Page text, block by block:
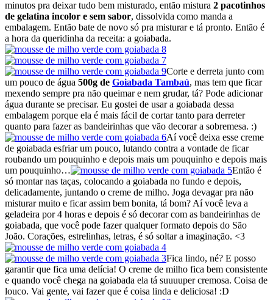
minutos pra deixar tudo bem misturado, então mistura 2 pacotinhos
de gelatina incolor e sem sabor, dissolvida como manda a
embalagem. Então bate de novo só pra misturar e tá pronto. Então é
a hora da queridinha da receita: a goiabada.
Corte e derreta junto com
um pouco de água 500g de Goiabada Tambaú, mas tem que ficar
mexendo sempre pra não queimar e nem grudar, tá? Pode adicionar
água durante se precisar. Eu gostei de usar a goiabada dessa
embalagem porque ela é mais fácil de cortar tanto para derreter
quanto para fazer as bandeirinhas que vão decorar a sobremesa. :)
Aí você deixa esse creme
de goiabada esfriar um pouco, lutando contra a vontade de ficar
roubando um pouquinho e depois mais um pouquinho e depois mais
um pouquinho…
Então é
só montar nas taças, colocando a goiabada no fundo e depois,
delicadamente, juntando o creme de milho. Joga devagar pra não
misturar muito e ficar assim bem bonita, tá bom? Aí você leva a
geladeira por 4 horas e depois é só decorar com as bandeirinhas de
goiabada, que você pode fazer qualquer formato depois do São
João. Corações, estrelinhas, letras, é só soltar a imaginação. <3
Fica lindo, né? E posso
garantir que fica uma delícia! O creme de milho fica bem consistente
e quando você chega na goiabada ela tá suuuuper cremosa. Coisa de
louco. Vai gente, vai fazer que é coisa linda e deliciosa! :D